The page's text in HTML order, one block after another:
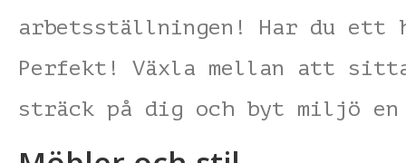
arbetsställningen! Har du ett
Perfekt! Växla mellan att
sträck på dig och byt miljö